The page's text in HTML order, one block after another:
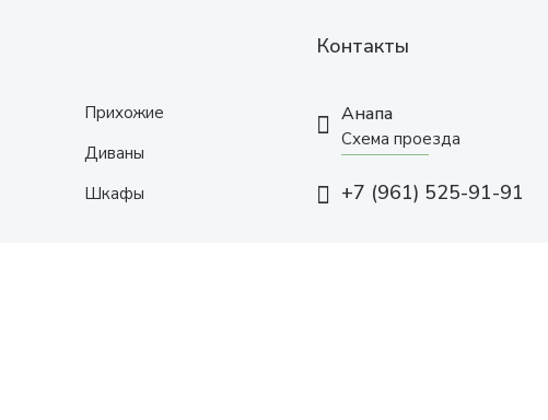
Прихожие
Диваны
Шкафы
Контакты
Анапа
Схема проезда
+7 (961) 525-91-91